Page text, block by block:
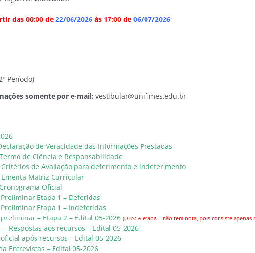
das 00:00 de 22/06/2026 às 17:00 de 06/07/2026
Período)
somente por e-mail: vestibular@unifimes.edu.br
de Veracidade das Informações Prestadas
de Ciência e Responsabilidade
Critérios de Avaliação para deferimento e indeferimento
Ementa Matriz Curricular
Oficial
Etapa 1 – Deferidas
Etapa 1 – Indeferidas
– Etapa 2 – Edital 05-2026 (OBS: A etapa 1 não tem nota, pois consiste
– Respostas aos recursos – Edital 05-2026
após recursos – Edital 05-2026
Entrevistas – Edital 05-2026